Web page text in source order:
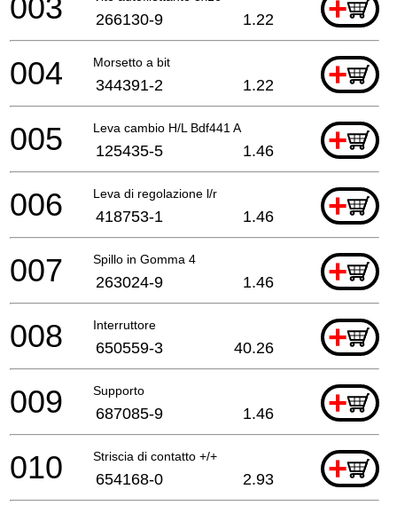
+
003 266130-9 1.22
Morsetto a bit +
004 344391-2 1.22
Leva cambio H/L Bdf441 A +
005 125435-5 1.46
Leva di regolazione l/r +
006 418753-1 1.46
Spillo in Gomma 4 +
007 263024-9 1.46
Interruttore +
008 650559-3 40.26
Supporto +
009 687085-9 1.46
Striscia di contatto +/+ +
010 654168-0 2.93